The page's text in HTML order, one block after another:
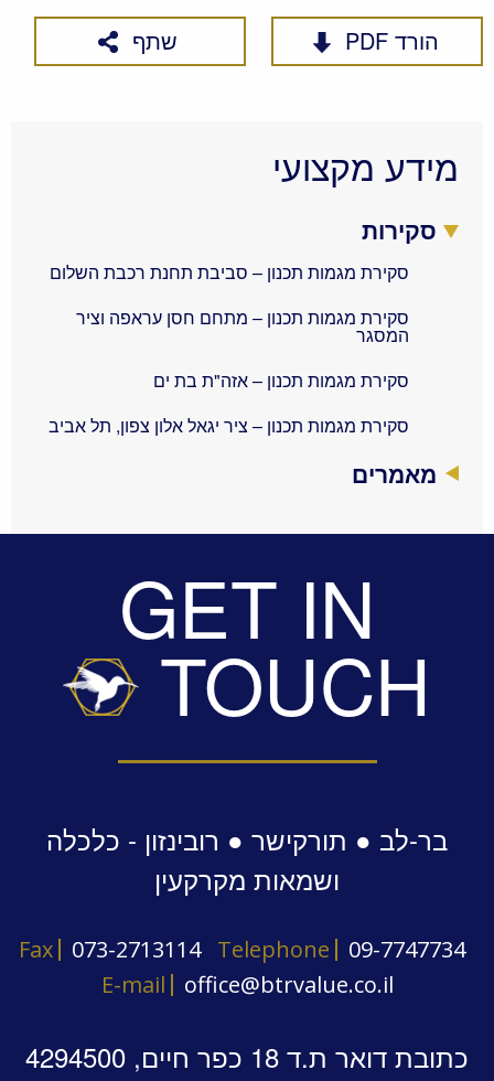
הורד PDF שתף
מידע מקצועי
סקירות
סקירת מגמות תכנון – סביבת תחנת רכבת השלום
סקירת מגמות תכנון – מתחם חסן עראפה וציר
המסגר
סקירת מגמות תכנון – אזה"ת בת ים
סקירת מגמות תכנון – ציר יגאל אלון צפון, תל אביב
מאמרים
GET IN
TOUCH
בר-לב ● תורקישר ● רובינזון - כלכלה
ושמאות מקרקעין
Fax 073-2713114 Telephone
09-7747734
E-mail
office@btrvalue.co.il
כתובת דואר ת.ד 18 כפר חיים, 4294500